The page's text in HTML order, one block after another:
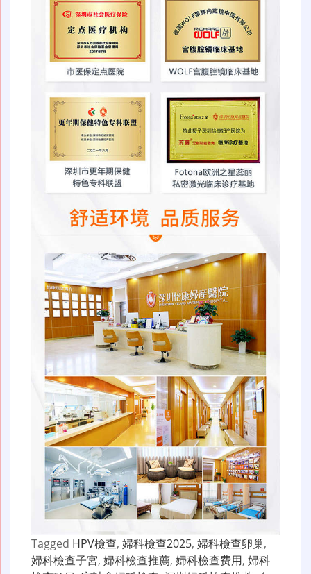
Tagged HPV檢查, 婦科檢查2025, 婦科檢查卵巢,
婦科檢查子宮, 婦科檢查推薦, 婦科檢查费用, 婦科